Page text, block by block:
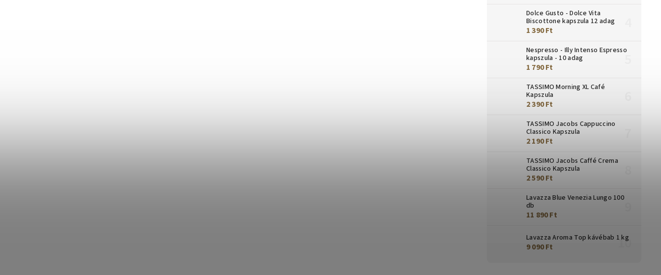
Dolce Gusto - Dolce Vita
Biscottone kapszula 12 adag
1 390 Ft
Nespresso - Illy Intenso Espresso
kapszula - 10 adag
1 790 Ft
TASSIMO Morning XL Café
Kapszula
2 390 Ft
TASSIMO Jacobs Cappuccino
Classico Kapszula
2 190 Ft
TASSIMO Jacobs Caffé Crema
Classico Kapszula
2 590 Ft
Lavazza Blue Venezia Lungo 100
db
11 890 Ft
Lavazza Aroma Top kávébab 1 kg
9 090 Ft